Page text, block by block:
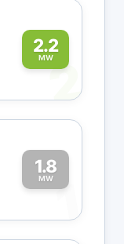
2.2
MW2
1.8
MW1